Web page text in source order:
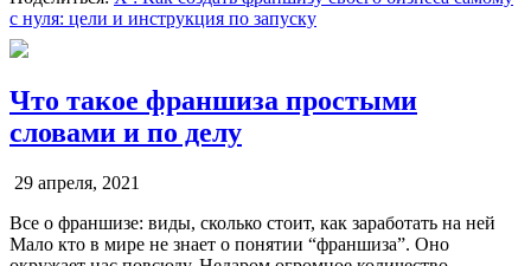
с нуля: цели и инструкция по запуску
Что такое франшиза простыми
словами и по делу
29 апреля, 2021
Все о франшизе: виды, сколько стоит, как заработать на ней
Мало кто в мире не знает о понятии “франшиза”. Оно